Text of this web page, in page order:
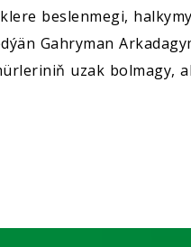
beslenmegi,
Gahryman
uzak bolmagy,